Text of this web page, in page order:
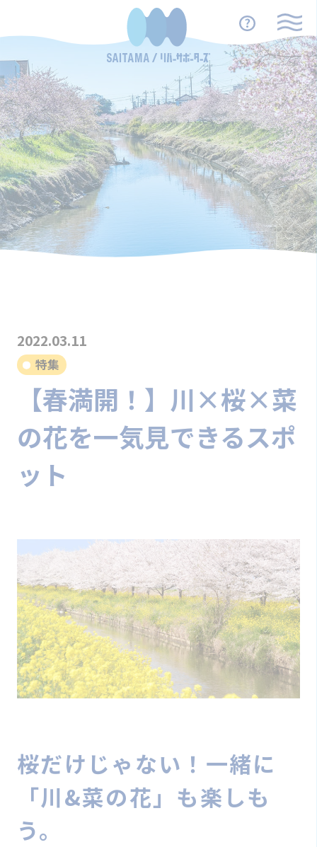
2022.03.11
特集
【春満開！】川×桜×菜
の花を一気見できるスポ
ット
桜だけじゃない！一緒に
「川&菜の花」も楽しも
う。